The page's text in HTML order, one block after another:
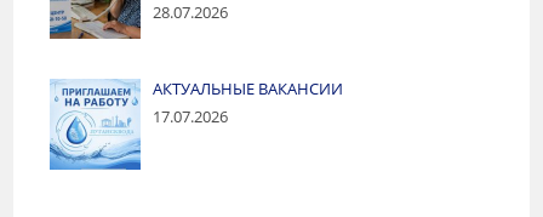
28.07.2026
АКТУАЛЬНЫЕ ВАКАНСИИ
17.07.2026